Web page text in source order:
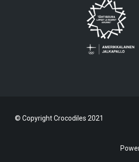
© Copyright Crocodiles 2021